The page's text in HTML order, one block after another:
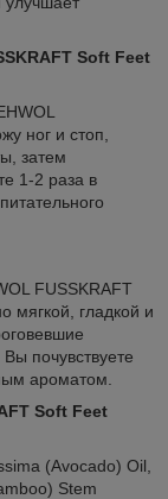
Soft Feet
ног и стоп,
затем
1-2 раза в
FUSSKRAFT
мягкой, гладкой и
почувствуете
ароматом.
Soft Feet
(Avocado) Oil,
Stem